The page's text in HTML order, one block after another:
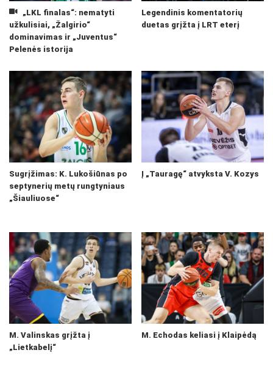
„LKL finalas“: nematyti
užkulisiai, „Žalgirio“
dominavimas ir „Juventus“
Pelenės istorija
Legendinis komentatorių
duetas grįžta į LRT eterį
Sugrįžimas: K. Lukošiūnas po
septynerių metų rungtyniaus
„Šiauliuose“
Į „Tauragę“ atvyksta V. Kozys
M. Valinskas grįžta į
„Lietkabelį“
M. Echodas keliasi į Klaipėdą